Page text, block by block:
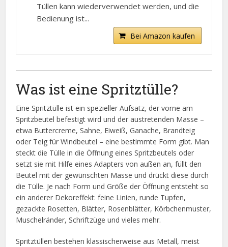
Tüllen kann wiederverwendet werden, und die
Bedienung ist...
Bei Amazon kaufen
Was ist eine Spritztülle?
Eine Spritztülle ist ein spezieller Aufsatz, der vorne am
Spritzbeutel befestigt wird und der austretenden Masse –
etwa Buttercreme, Sahne, Eiweiß, Ganache, Brandteig
oder Teig für Windbeutel – eine bestimmte Form gibt. Man
steckt die Tülle in die Öffnung eines Spritzbeutels oder
setzt sie mit Hilfe eines Adapters von außen an, füllt den
Beutel mit der gewünschten Masse und drückt diese durch
die Tülle. Je nach Form und Größe der Öffnung entsteht so
ein anderer Dekoreffekt: feine Linien, runde Tupfen,
gezackte Rosetten, Blätter, Rosenblätter, Körbchenmuster,
Muschelränder, Schriftzüge und vieles mehr.
Spritztüllen bestehen klassischerweise aus Metall, meist